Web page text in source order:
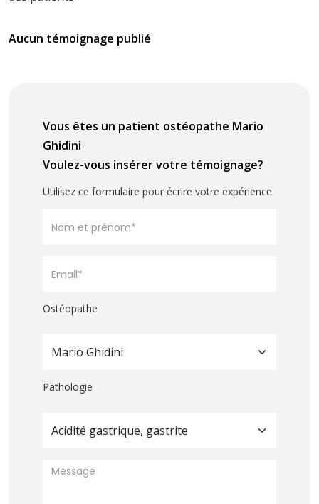
Aucun témoignage publié
Vous êtes un patient ostéopathe Mario
Ghidini
Voulez-vous insérer votre témoignage?
Utilisez ce formulaire pour écrire votre expérience
Ostéopathe
Mario Ghidini
Pathologie
Acidité gastrique, gastrite